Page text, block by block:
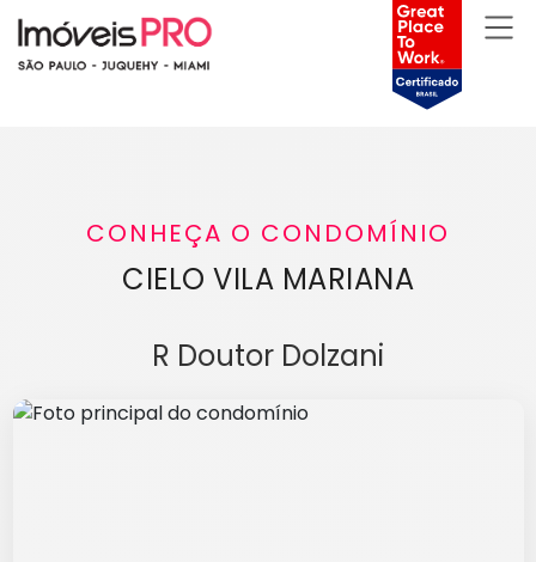
CONHEÇA O CONDOMÍNIO
CIELO VILA MARIANA
R Doutor Dolzani